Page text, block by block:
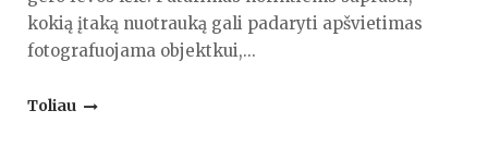
kokią įtaką nuotrauką gali padaryti apšvietimas
fotografuojama objektkui,...
"Diena
Toliau